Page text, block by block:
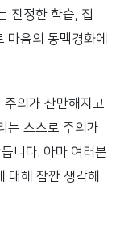
진정한 학습, 집
마음의 동맥경화에
의가 산만해지고
는 스스로 주의가
니다. 아마 여러분
대해 잠깐 생각해